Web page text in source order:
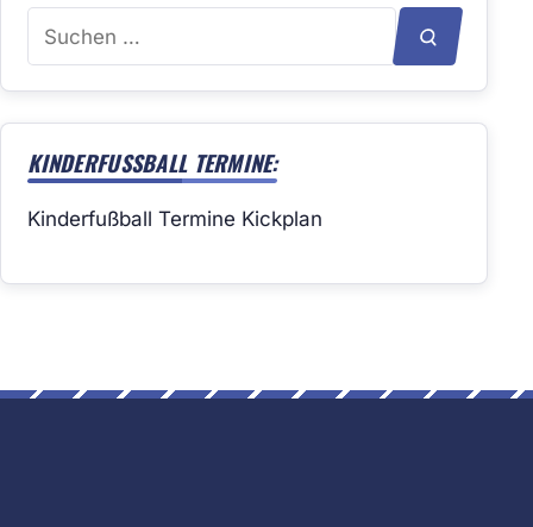
Suchen
SUCHEN
KINDERFUSSBALL TERMINE:
Kinderfußball Termine Kickplan